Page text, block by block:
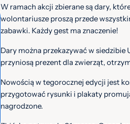
W ramach akcji zbierane są dary,
wolontariusze proszą przede
zabawki. Każdy gest ma znaczenie!
Dary można przekazywać w
przyniosą prezent dla zwierząt,
Nowością w tegorocznej edycji jest
przygotować rysunki i plakaty
nagrodzone.